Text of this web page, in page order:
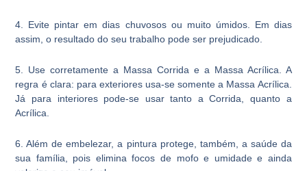
4. Evite pintar em dias chuvosos ou muito úmidos. Em dias
assim, o resultado do seu trabalho pode ser prejudicado.
5. Use corretamente a Massa Corrida e a Massa Acrílica. A
regra é clara: para exteriores usa-se somente a Massa Acrílica.
Já para interiores pode-se usar tanto a Corrida, quanto a
Acrílica.
6. Além de embelezar, a pintura protege, também, a saúde da
sua família, pois elimina focos de mofo e umidade e ainda